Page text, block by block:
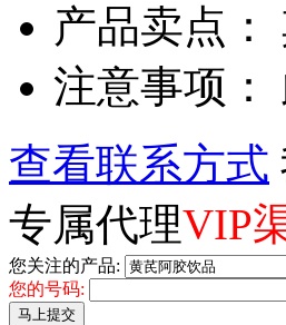
产品卖点：
注意事项：
查看联系方式
专属代理VIP
您关注的产品:
您的号码:
马上提交